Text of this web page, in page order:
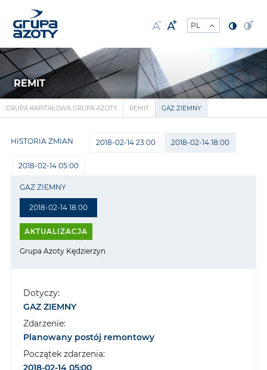
REMIT
GRUPA KAPITAŁOWA GRUPA AZOTY REMIT GAZ ZIEMNY
HISTORIA ZMIAN 2018-02-14 23:00 2018-02-14 18:00
2018-02-14 05:00
2018-02-14 18:00
GAZ ZIEMNY
AKTUALIZACJA
Grupa Azoty Kędzierzyn
Dotyczy:
GAZ ZIEMNY
Zdarzenie:
Planowany postój remontowy
Początek zdarzenia:
2018-02-14 05:00